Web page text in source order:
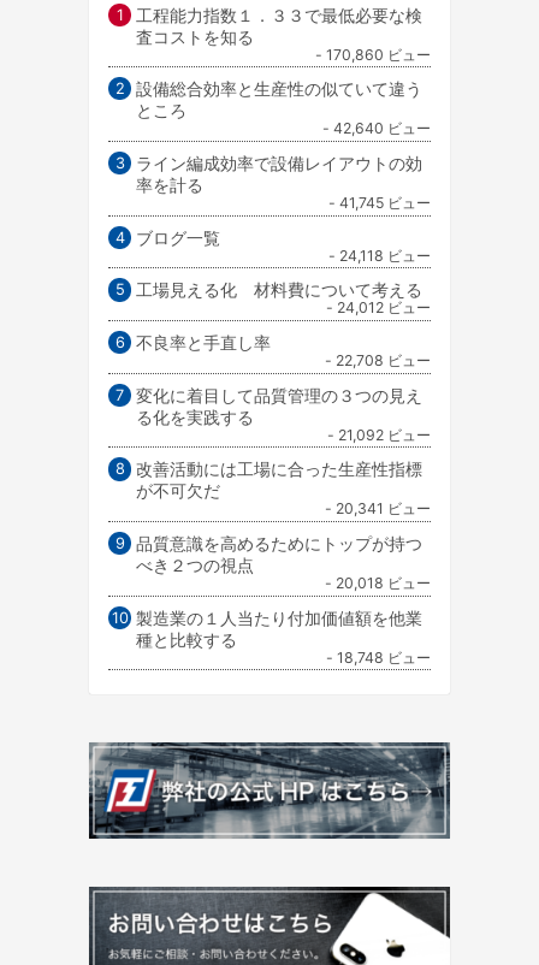
工程能力指数１．３３で最低必要な検
査コストを知る
- 170,860 ビュー
設備総合効率と生産性の似ていて違う
ところ
- 42,640 ビュー
ライン編成効率で設備レイアウトの効
率を計る
- 41,745 ビュー
ブログ一覧
- 24,118 ビュー
工場見える化 材料費について考える
- 24,012 ビュー
不良率と手直し率
- 22,708 ビュー
変化に着目して品質管理の３つの見え
る化を実践する
- 21,092 ビュー
改善活動には工場に合った生産性指標
が不可欠だ
- 20,341 ビュー
品質意識を高めるためにトップが持つ
べき２つの視点
- 20,018 ビュー
製造業の１人当たり付加価値額を他業
種と比較する
- 18,748 ビュー